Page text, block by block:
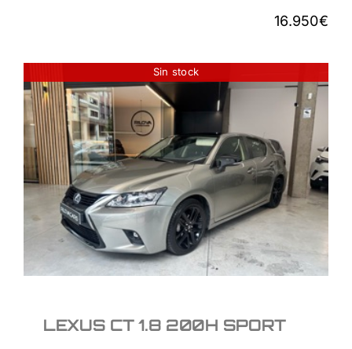
16.950€
Sin stock
LEXUS CT 1.8 200H
SPORT
16.950€
LEXUS CT 1.8 200H SPORT